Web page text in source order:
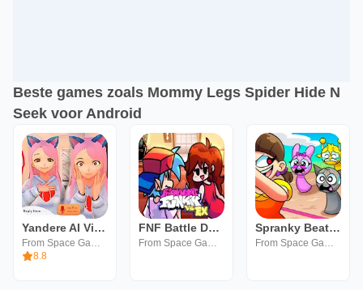
Beste games zoals Mommy Legs Spider Hide N
Seek voor Android
Yandere AI Virtual Girlfriend
From Space Games
8.8
FNF Battle Dance all Mods
From Space Games
Spranky Beatbox Survival
From Space Games